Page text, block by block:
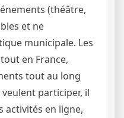
(théâtre,
et ne
municipale. Les
en France,
tout au long
veulent participer, il
activités en ligne,